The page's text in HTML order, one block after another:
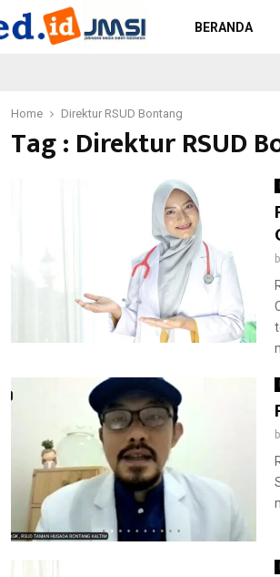
BERANDA
Home Direktur RSUD Bontang
Tag : Direktur RSUD